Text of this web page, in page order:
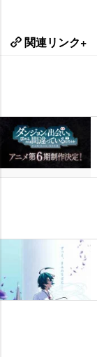
関連リンク+